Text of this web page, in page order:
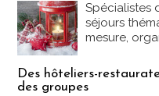
Spécialistes
séjours
mesure,
Des hôteliers-
des groupes